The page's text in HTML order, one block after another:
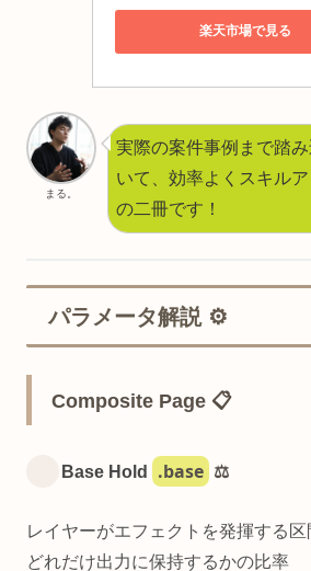
楽天市場で見る
まる。
実際の案件事例まで踏
いて、効率よくスキル
の二冊です！
パラメータ解説 ⚙️
Composite Page 📋
Base Hold .base ⚖️
レイヤーがエフェクトを発揮する
どれだけ出力に保持するかの比率